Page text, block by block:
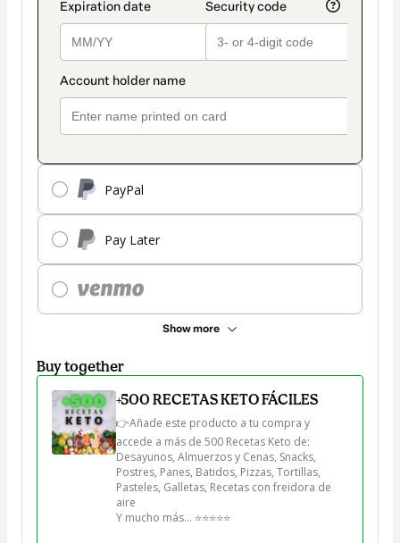
PayPal
Pay Later
Show more
Buy together
+500 RECETAS KETO FÁCILES
👉Añade este producto a tu compra y
accede a más de 500 Recetas Keto de:
Desayunos, Almuerzos y Cenas, Snacks,
Postres, Panes, Batidos, Pizzas, Tortillas,
Pasteles, Galletas, Recetas con freidora de
aire
Y mucho más... ⭐⭐⭐⭐⭐